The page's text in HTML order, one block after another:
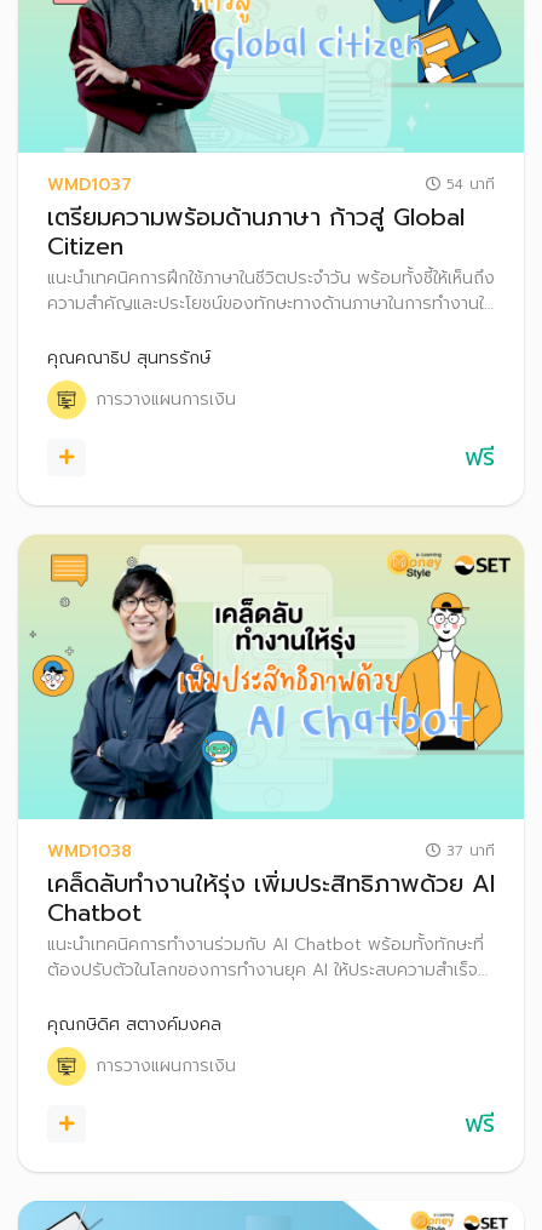
WMD1037 54 นาที
เตรียมความพร้อมด้านภาษา ก้าวสู่ Global
Citizen
แนะนำเทคนิคการฝึกใช้ภาษาในชีวิตประจำวัน พร้อมทั้งชี้ให้เห็นถึง
ความสำคัญและประโยชน์ของทักษะทางด้านภาษาในการทำงานให้
เป้าหมายชีวิตในระยะต่าง ๆ
คุณคณาธิป สุนทรรักษ์
การวางแผนการเงิน
ฟรี
WMD1038 37 นาที
เคล็ดลับทำงานให้รุ่ง เพิ่มประสิทธิภาพด้วย AI
Chatbot
แนะนำเทคนิคการทำงานร่วมกับ AI Chatbot พร้อมทั้งทักษะที่
ต้องปรับตัวในโลกของการทำงานยุค AI ให้ประสบความสำเร็จ
Averaging : DCA)
คุณกษิดิศ สตางค์มงคล
การวางแผนการเงิน
ฟรี